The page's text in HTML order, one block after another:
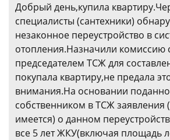
Добрый день,купила
специалисты (сантехники)
незаконное переустройство в
отопления.Назначили комиссию
председателем ТСЖ для
покупала квартиру,не предала
внимания.На основании
собственником в ТСЖ заявления
имеется) о данном
все 5 лет ЖКУ(включая площадь